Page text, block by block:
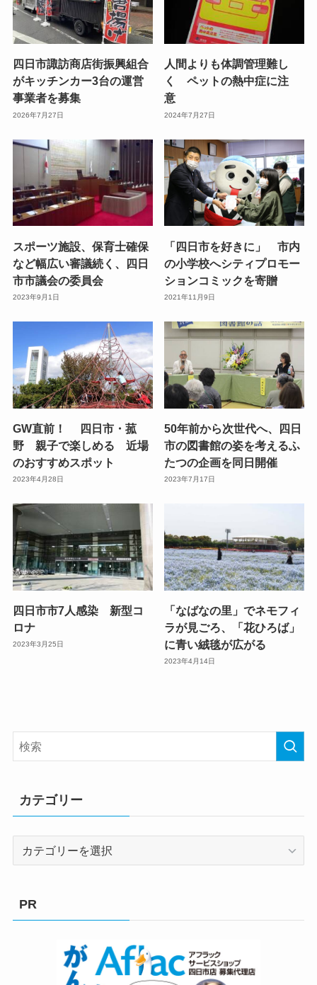
四日市諏訪商店街振興組合
がキッチンカー3台の運営
事業者を募集
2026年7月27日
人間よりも体調管理難し
く ペットの熱中症に注
意
2024年7月27日
スポーツ施設、保育士確保
など幅広い審議続く、四日
市市議会の委員会
2023年9月1日
「四日市を好きに」 市内
の小学校へシティプロモー
ションコミックを寄贈
2021年11月9日
GW直前！ 四日市・菰
野 親子で楽しめる 近場
のおすすめスポット
2023年4月28日
50年前から次世代へ、四日
市の図書館の姿を考えるふ
たつの企画を同日開催
2023年7月17日
四日市市7人感染 新型コ
ロナ
2023年3月25日
「なばなの里」でネモフィ
ラが見ごろ、「花ひろば」
に青い絨毯が広がる
2023年4月14日
カテゴリー
PR